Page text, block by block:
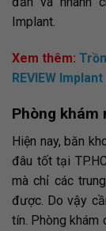
Implant.
Xem thêm:
REVIEW
Phòng khám
Hiện nay, băn
đâu tốt tại
mà chỉ các
được. Do vậy
tín. Phòng khám